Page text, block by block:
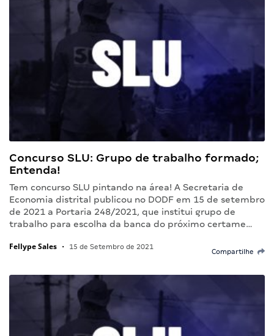
Concurso SLU: Grupo de trabalho formado;
Entenda!
Tem concurso SLU pintando na área! A Secretaria de
Economia distrital publicou no DODF em 15 de setembro
de 2021 a Portaria 248/2021, que institui grupo de
trabalho para escolha da banca do próximo certame…
Fellype Sales • 15 de Setembro de 2021
Compartilhe